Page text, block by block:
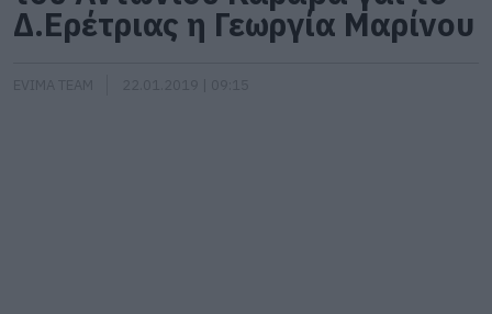
Δ.Ερέτριας η Γεωργία Μαρίνου